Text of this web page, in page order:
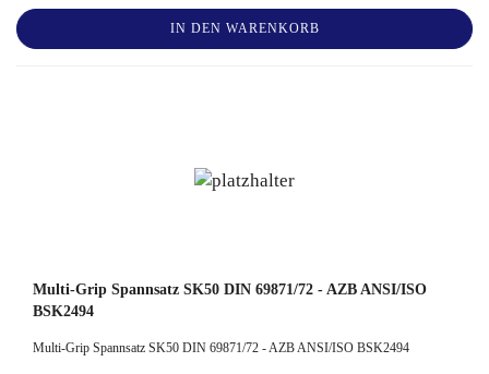
IN DEN WARENKORB
Multi-Grip Spannsatz SK50 DIN 69871/72 - AZB ANSI/ISO
BSK2494
Multi-Grip Spannsatz SK50 DIN 69871/72 - AZB ANSI/ISO BSK2494